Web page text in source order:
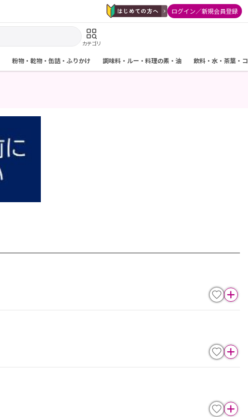
ログイン／新規会員登録
カテゴリ
粉物・乾物・缶詰・ふりかけ 調味料・ルー・料理の素・油 飲料・水・茶葉・